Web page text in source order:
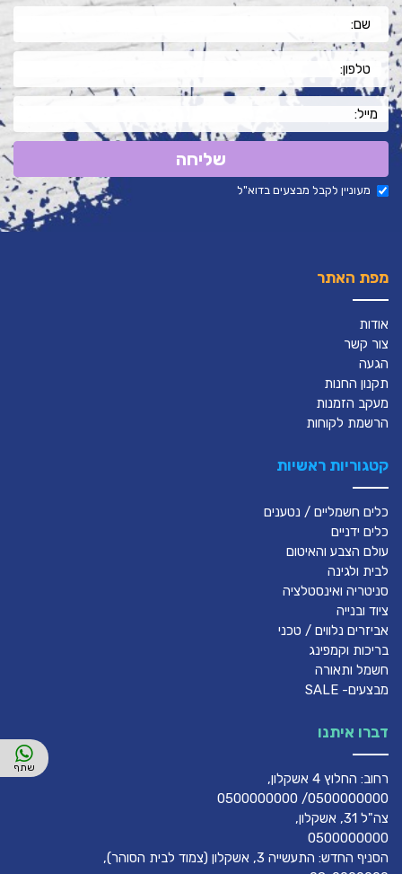
שליחה
מעוניין לקבל מבצעים בדוא"ל
מפת האתר
אודות
צור קשר
הגעה
תקנון החנות
מעקב הזמנות
הרשמת לקוחות
קטגוריות ראשיות
כלים חשמליים / נטענים
כלים ידניים
עולם הצבע והאיטום
לבית ולגינה
סניטריה ואינסטלציה
ציוד ובנייה
אביזרים נלווים / טכני
בריכות וקמפינג
חשמל ותאורה
מבצעים- SALE
דברו איתנו
רחוב: החלוץ 4 אשקלון,
0500000000/ 0500000000
צה"ל 31, אשקלון,
0500000000
הסניף החדש: התעשייה 3, אשקלון (צמוד לבית הסוהר),